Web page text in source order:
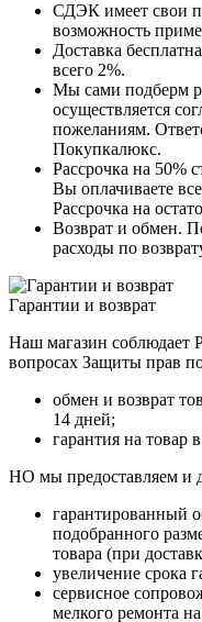
СДЭК имеет свои
возможность
Доставка
всего 2%.
Мы сами подберм
осуществляется
пожеланиям.
Покупкалюкс.
Рассрочка на 50%
Вы оплачиваете
Рассрочка на
Возврат и обмен.
расходы по
Гарантии и возврат
Наш магазин соблюдает
вопросах Защиты прав
обмен и возврат
14 дней;
гарантия на товар
НО мы предоставляем и
гарантированный
подобранного
товара (при
увеличение срока
сервисное
мелкого ремонта